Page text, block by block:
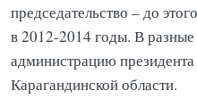
председательство – до
в 2012-2014 годы. В разные
администрацию
Карагандинской области.